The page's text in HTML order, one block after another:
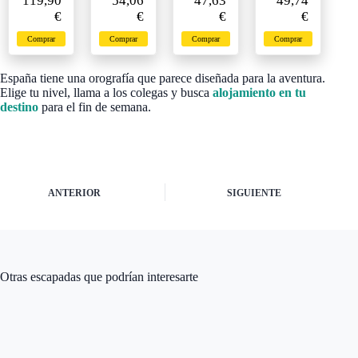
Regalo -
3 Días en
Rincones
Mágicos
€
Comprar
evasión -
para
con
desayun
o o 1
noche
€
Comprar
€
Comprar
de rascar
para
carretera
€
Comprar
España tiene una orografía que parece diseñada para la aventura.
Elige tu nivel, llama a los colegas y busca alojamiento en tu
destino para el fin de semana.
ANTERIOR SIGUIENTE
Otras escapadas que podrían interesarte